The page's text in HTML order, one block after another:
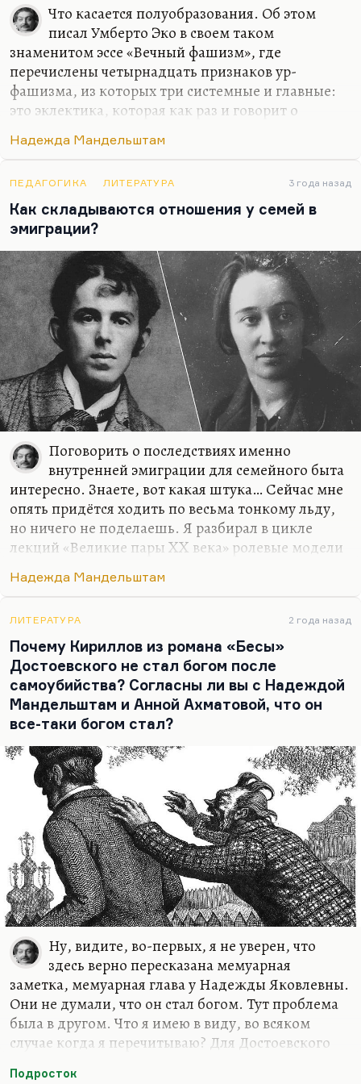
Что касается полуобразования. Об этом
писал Умберто Эко в своем таком
знаменитом эссе «Вечный фашизм», где
перечислены четырнадцать признаков ур-
фашизма, из которых три системные и главные:
это эклектика, которая как раз и говорит о
Вот это три вещи, на которых стоит ур-фашизм,
которые факультативны.
Я думаю, что среда для фашизма — это не
полуобразование. Вот у нас была дискуссия с
Константином Богомоловым, режиссером
знаменитым, в «Русском пионере». В принципе,
на салонах «Пионера» есть принцип не
разглашать содержание дискуссии до
публикации выверенной стенограммы. Но я, по
крайней…
Надежда Мандельштам
ПЕДАГОГИКА ЛИТЕРАТУРА 3 года назад
Как складываются отношения у семей в
эмиграции?
Поговорить о последствиях именно
внутренней эмиграции для семейного быта
интересно. Знаете, вот какая штука… Сейчас мне
опять придётся ходить по весьма тонкому льду,
но ничего не поделаешь. Я разбирал в цикле
лекций «Великие пары XX века» ролевые модели
Гумилёва и Ахматовой — «монашка и солдат» или
интересная не пара даже, а треугольник там:
Зиновьева-Аннибал — Иванов — Шварсалон
(Шварсалон — это падчерица, на которой он
женился после смерти Зиновьевой-Аннибал).
Есть очень интересная ролевая модель Гиппиус,
Философова и Мережковского. И так далее.
Брики. Но вот один из самых интересных случаев
— это…
Надежда Мандельштам
ЛИТЕРАТУРА 2 года назад
Почему Кириллов из романа «Бесы»
Достоевского не стал богом после
самоубийства? Согласны ли вы с Надеждой
Мандельштам и Анной Ахматовой, что он
все-таки богом стал?
Ну, видите, во-первых, я не уверен, что
здесь верно пересказана мемуарная
заметка, мемуарная глава у Надежды Яковлевны.
Они не думали, что он стал богом. Тут проблема
была в другом. Что я имею в виду, во всяком
случае когда я перечитываю? Для Достоевского
Подросток